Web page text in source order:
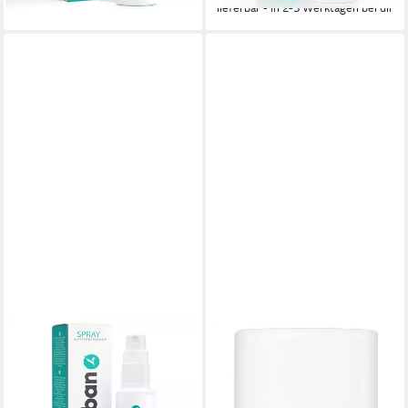
lieferbar - in 2-3 Werktagen bei dir
ODABAN
Deo-Pumpspray ODABAN
Antitranspirant Deo Spray gg.
starkes Schwitzen